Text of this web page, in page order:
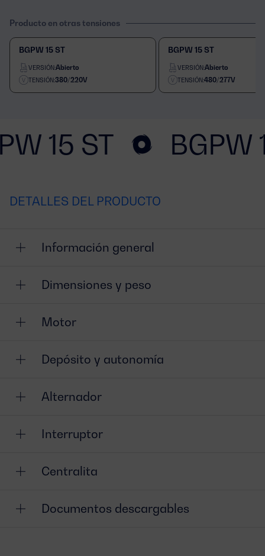
Producto en otras tensiones
BGPW 15 ST
VERSIÓN:Abierto
TENSIÓN:380/220V
BGPW 15 ST
VERSIÓN:Abierto
TENSIÓN:480/277V
15 ST BGPW
DETALLES DEL PRODUCTO
Información general
Dimensiones y peso
Motor
Depósito y autonomía
Alternador
Interruptor
Centralita
Documentos descargables